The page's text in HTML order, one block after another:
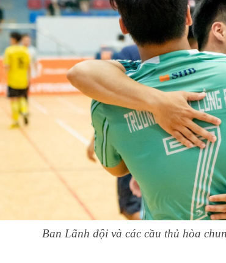
Ban Lãnh đội và các cầu thủ hòa